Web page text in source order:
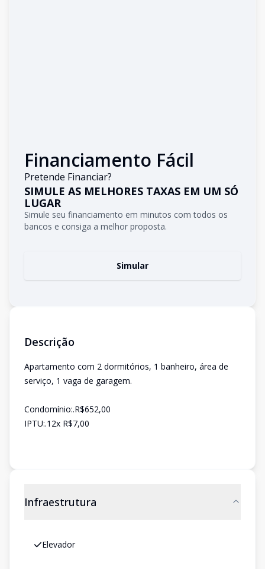
Financiamento Fácil
Pretende Financiar?
SIMULE AS MELHORES TAXAS EM UM SÓ
LUGAR
Simule seu financiamento em minutos com todos os
bancos e consiga a melhor proposta.
Simular
Descrição
Apartamento com 2 dormitórios, 1 banheiro, área de
serviço, 1 vaga de garagem.
Condomínio:.R$652,00
IPTU:.12x R$7,00
Infraestrutura
Elevador